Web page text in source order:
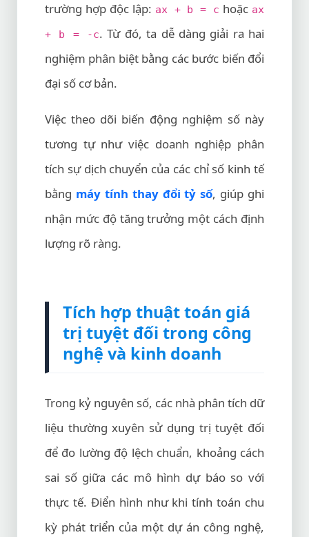
trường hợp độc lập: ax + b = c hoặc ax
+ b = -c. Từ đó, ta dễ dàng giải ra hai
nghiệm phân biệt bằng các bước biến đổi
đại số cơ bản.
Việc theo dõi biến động nghiệm số này
tương tự như việc doanh nghiệp phân
tích sự dịch chuyển của các chỉ số kinh tế
bằng máy tính thay đổi tỷ số, giúp ghi
nhận mức độ tăng trưởng một cách định
lượng rõ ràng.
Tích hợp thuật toán giá
trị tuyệt đối trong công
nghệ và kinh doanh
Trong kỷ nguyên số, các nhà phân tích dữ
liệu thường xuyên sử dụng trị tuyệt đối
để đo lường độ lệch chuẩn, khoảng cách
sai số giữa các mô hình dự báo so với
thực tế. Điển hình như khi tính toán chu
kỳ phát triển của một dự án công nghệ,